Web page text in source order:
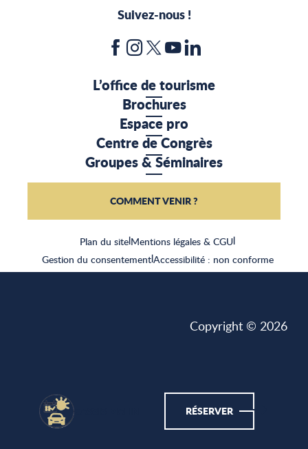
CASSIS MALIN RÉSERVER
Suivez-nous !
Plan du site|Mentions légales & CGU|
Gestion du consentement|Accessibilité : non conforme
L’office de tourisme
Brochures
Espace pro
Centre de Congrès
Groupes & Séminaires
COMMENT VENIR ?
Copyright © 2026